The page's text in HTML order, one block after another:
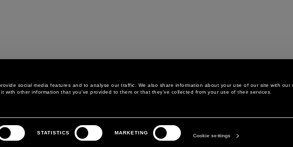
social media features and to analyse our traffic. We also share information about your use of our site with our
with other information that you’ve provided to them or that they’ve collected from your use of their services.
STATISTICS MARKETING
Cookie settings
CARE
DE DEVOLUCIÓN Y
AREA LEGALE
POLÍTICA DE PRIVACIDAD
THE COMPANY
ABOUT